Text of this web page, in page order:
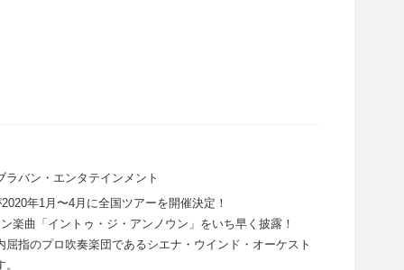
バン・エンタテインメント
年1月〜4月に全国ツアーを開催決定！
楽曲「イントゥ・ジ・アンノウン」をいち早く披露！
指のプロ吹奏楽団であるシエナ・ウインド・オーケスト